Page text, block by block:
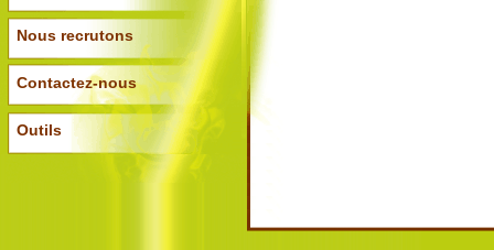
Nous recrutons
Contactez-nous
Outils